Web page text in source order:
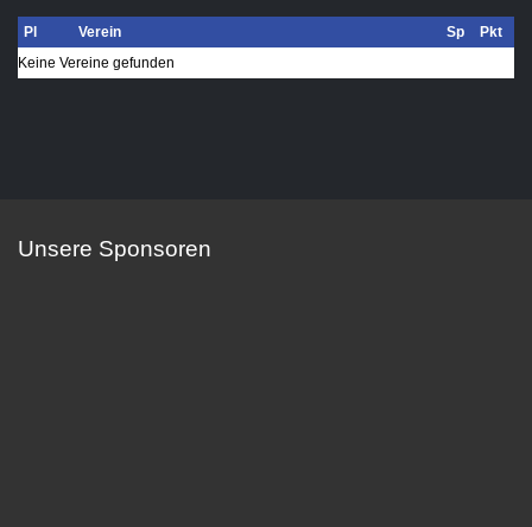
Pl Verein Sp
Pkt
Keine Vereine gefunden
Unsere Sponsoren